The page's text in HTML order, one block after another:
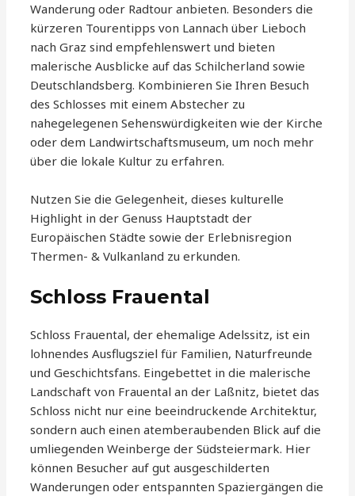
Wanderung oder Radtour anbieten. Besonders die
kürzeren Tourentipps von Lannach über Lieboch
nach Graz sind empfehlenswert und bieten
malerische Ausblicke auf das Schilcherland sowie
Deutschlandsberg. Kombinieren Sie Ihren Besuch
des Schlosses mit einem Abstecher zu
nahegelegenen Sehenswürdigkeiten wie der Kirche
oder dem Landwirtschaftsmuseum, um noch mehr
über die lokale Kultur zu erfahren.
Nutzen Sie die Gelegenheit, dieses kulturelle
Highlight in der Genuss Hauptstadt der
Europäischen Städte sowie der Erlebnisregion
Thermen- & Vulkanland zu erkunden.
Schloss Frauental
Schloss Frauental, der ehemalige Adelssitz, ist ein
lohnendes Ausflugsziel für Familien, Naturfreunde
und Geschichtsfans. Eingebettet in die malerische
Landschaft von Frauental an der Laßnitz, bietet das
Schloss nicht nur eine beeindruckende Architektur,
sondern auch einen atemberaubenden Blick auf die
umliegenden Weinberge der Südsteiermark. Hier
können Besucher auf gut ausgeschilderten
Wanderungen oder entspannten Spaziergängen die